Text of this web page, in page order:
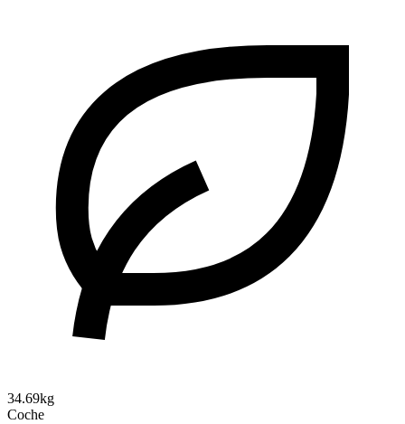
34.69kg
Coche